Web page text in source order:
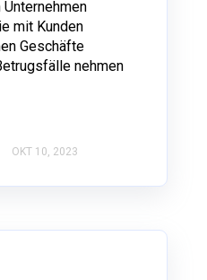
Unternehmen
mit Kunden
Geschäfte
nehmen
OKT 10, 2023